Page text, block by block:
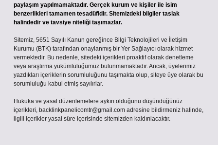
paylaşım yapılmamaktadır. Gerçek kurum ve kişiler ile isim
benzerlikleri tamamen tesadüfidir. Sitemizdeki bilgiler taslak
halindedir ve tavsiye niteliği taşımazlar.
Sitemiz, 5651 Sayılı Kanun gereğince Bilgi Teknolojileri ve İletişim
Kurumu (BTK) tarafından onaylanmış bir Yer Sağlayıcı olarak hizmet
vermektedir. Bu nedenle, sitedeki içerikleri proaktif olarak denetleme
veya araştırma yükümlülüğümüz bulunmamaktadır. Ancak, üyelerimiz
yazdıkları içeriklerin sorumluluğunu taşımakta olup, siteye üye olarak bu
sorumluluğu kabul etmiş sayılırlar.
Hukuka ve yasal düzenlemelere aykırı olduğunu düşündüğünüz
içerikleri, backlinkpanelicomtr@gmail.com adresine bildirmeniz halinde,
ilgili içerikler yasal süre içerisinde sitemizden kaldırılacaktır.